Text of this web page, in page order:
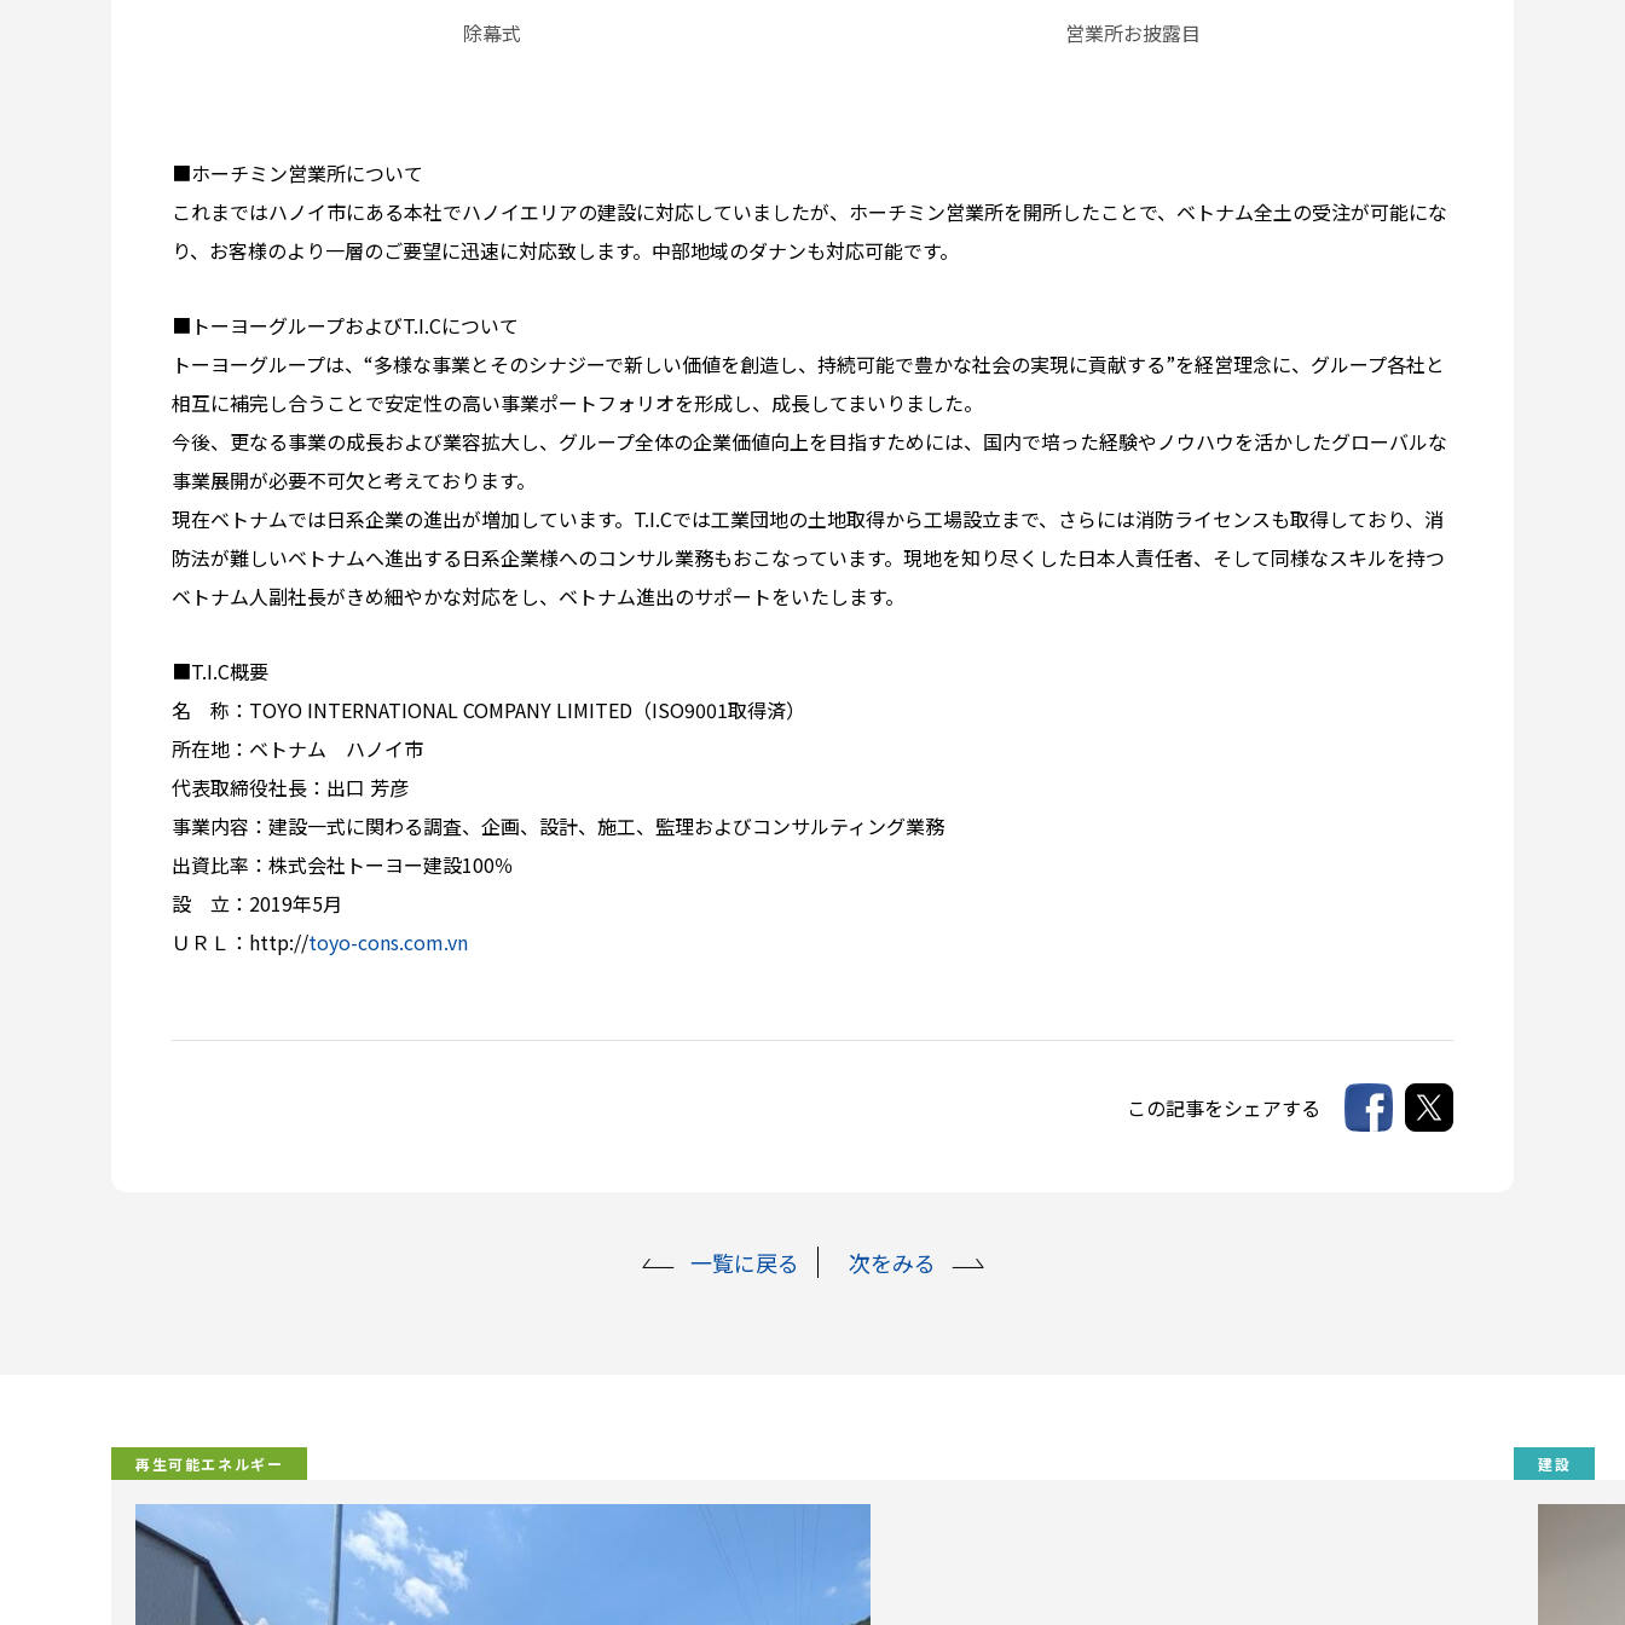
除幕式 営業所お披露目
■ホーチミン営業所について
これまではハノイ市にある本社でハノイエリアの建設に対応していましたが、ホーチミン営業所を開所したことで、ベトナム全土の受注が可能にな
り、お客様のより一層のご要望に迅速に対応致します。中部地域のダナンも対応可能です。
■トーヨーグループおよびT.I.Cについて
トーヨーグループは、“多様な事業とそのシナジーで新しい価値を創造し、持続可能で豊かな社会の実現に貢献する”を経営理念に、グループ各社と
相互に補完し合うことで安定性の高い事業ポートフォリオを形成し、成長してまいりました。
今後、更なる事業の成長および業容拡大し、グループ全体の企業価値向上を目指すためには、国内で培った経験やノウハウを活かしたグローバルな
事業展開が必要不可欠と考えております。
現在ベトナムでは日系企業の進出が増加しています。T.I.Cでは工業団地の土地取得から工場設立まで、さらには消防ライセンスも取得しており、消
防法が難しいベトナムへ進出する日系企業様へのコンサル業務もおこなっています。現地を知り尽くした日本人責任者、そして同様なスキルを持つ
ベトナム人副社長がきめ細やかな対応をし、ベトナム進出のサポートをいたします。
■T.I.C概要
名 称：TOYO INTERNATIONAL COMPANY LIMITED（ISO9001取得済）
所在地：ベトナム ハノイ市
代表取締役社長：出口 芳彦
事業内容：建設一式に関わる調査、企画、設計、施工、監理およびコンサルティング業務
出資比率：株式会社トーヨー建設100％
設 立：2019年5月
ＵＲＬ：http://toyo-cons.com.vn
この記事をシェアする
一覧に戻る 次をみる
再生可能エネルギー 建設